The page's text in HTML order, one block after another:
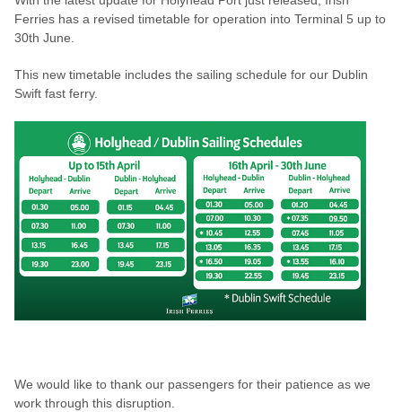
Ferries has a revised timetable for operation into Terminal 5 up to
30th June.
This new timetable includes the sailing schedule for our Dublin
Swift fast ferry.
We would like to thank our passengers for their patience as we
work through this disruption.